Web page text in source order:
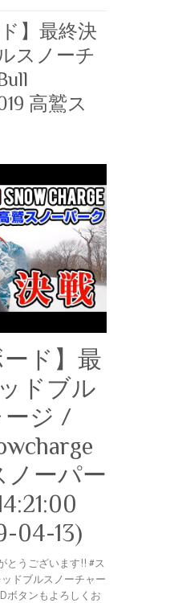
】最終決
スノーチ
高鷲ス
ード】最
ドブル
ージ /
ノーパー
04-13)
とうございます!! #ス
ドブルスノーチャー
ボタンもよろしくお